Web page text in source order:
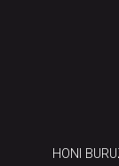
HONI